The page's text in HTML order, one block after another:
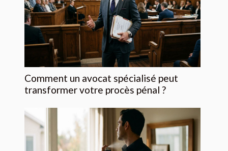
Comment un avocat spécialisé peut
transformer votre procès pénal ?